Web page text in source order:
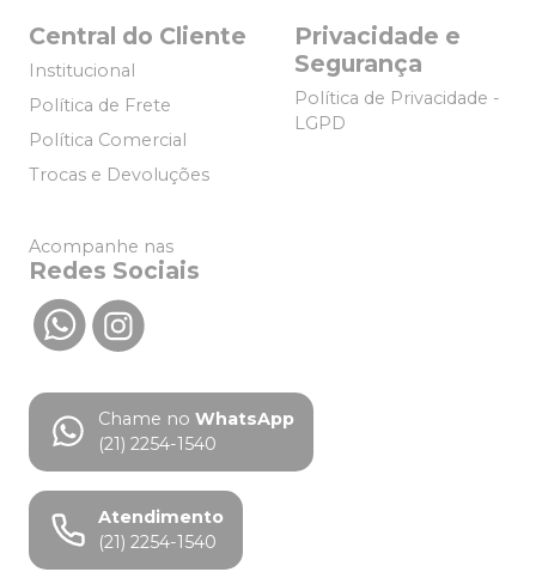
Central do Cliente
Institucional
Política de Frete
Política Comercial
Trocas e Devoluções
Privacidade e
Segurança
Política de Privacidade -
LGPD
Acompanhe nas
Redes Sociais
Chame no WhatsApp
(21) 2254-1540
Atendimento
(21) 2254-1540